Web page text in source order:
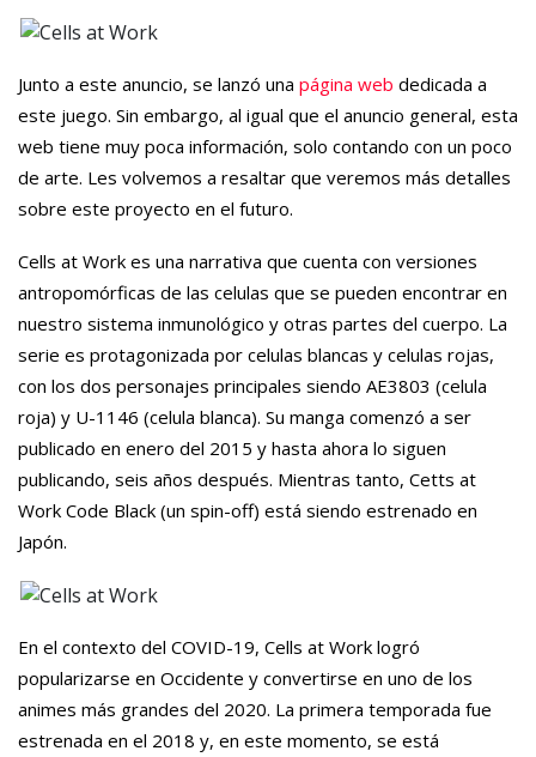
Junto a este anuncio, se lanzó una página web dedicada a
este juego. Sin embargo, al igual que el anuncio general, esta
web tiene muy poca información, solo contando con un poco
de arte. Les volvemos a resaltar que veremos más detalles
sobre este proyecto en el futuro.
Cells at Work es una narrativa que cuenta con versiones
antropomórficas de las celulas que se pueden encontrar en
nuestro sistema inmunológico y otras partes del cuerpo. La
serie es protagonizada por celulas blancas y celulas rojas,
con los dos personajes principales siendo AE3803 (celula
roja) y U-1146 (celula blanca). Su manga comenzó a ser
publicado en enero del 2015 y hasta ahora lo siguen
publicando, seis años después. Mientras tanto, Cetts at
Work Code Black (un spin-off) está siendo estrenado en
Japón.
En el contexto del COVID-19, Cells at Work logró
popularizarse en Occidente y convertirse en uno de los
animes más grandes del 2020. La primera temporada fue
estrenada en el 2018 y, en este momento, se está